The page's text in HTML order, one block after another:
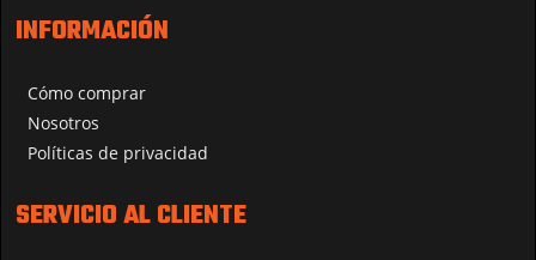
INFORMACIÓN
Cómo comprar
Nosotros
Políticas de privacidad
SERVICIO AL CLIENTE